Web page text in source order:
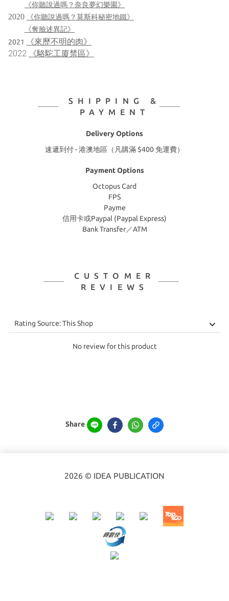
《你聽說過嗎？奈良夢幻樂園》
2020
《你聽說過嗎？莫斯科秘密地鐵》
《奪臉述異記》
2021
《來歷不明的肉》
2022 《駱駝工廈禁區》
SHIPPING &
PAYMENT
Delivery Options
速遞到付 - 港澳地區（凡購滿 $400 免運費）
Payment Options
Octopus Card
FPS
Payme
信用卡或Paypal (Paypal Express)
Bank Transfer／ATM
CUSTOMER
REVIEWS
No review for this product
Share
2026 © IDEA PUBLICATION